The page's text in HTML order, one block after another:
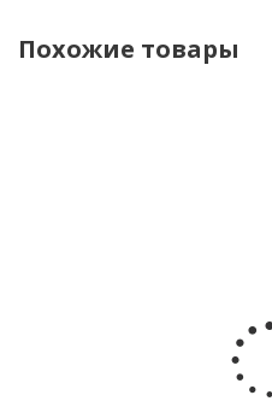
Похожие товары
Кроссовки
Baden
KPJ004-032